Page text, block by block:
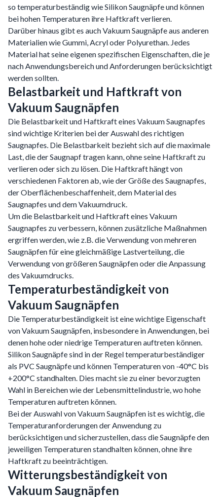
so temperaturbeständig wie Silikon Saugnäpfe und können
bei hohen Temperaturen ihre Haftkraft verlieren.
Darüber hinaus gibt es auch Vakuum Saugnäpfe aus anderen
Materialien wie Gummi, Acryl oder Polyurethan. Jedes
Material hat seine eigenen spezifischen Eigenschaften, die je
nach Anwendungsbereich und Anforderungen berücksichtigt
werden sollten.
Belastbarkeit und Haftkraft von
Vakuum Saugnäpfen
Die Belastbarkeit und Haftkraft eines Vakuum Saugnapfes
sind wichtige Kriterien bei der Auswahl des richtigen
Saugnapfes. Die Belastbarkeit bezieht sich auf die maximale
Last, die der Saugnapf tragen kann, ohne seine Haftkraft zu
verlieren oder sich zu lösen. Die Haftkraft hängt von
verschiedenen Faktoren ab, wie der Größe des Saugnapfes,
der Oberflächenbeschaffenheit, dem Material des
Saugnapfes und dem Vakuumdruck.
Um die Belastbarkeit und Haftkraft eines Vakuum
Saugnapfes zu verbessern, können zusätzliche Maßnahmen
ergriffen werden, wie z.B. die Verwendung von mehreren
Saugnäpfen für eine gleichmäßige Lastverteilung, die
Verwendung von größeren Saugnäpfen oder die Anpassung
des Vakuumdrucks.
Temperaturbeständigkeit von
Vakuum Saugnäpfen
Die Temperaturbeständigkeit ist eine wichtige Eigenschaft
von Vakuum Saugnäpfen, insbesondere in Anwendungen, bei
denen hohe oder niedrige Temperaturen auftreten können.
Silikon Saugnäpfe sind in der Regel temperaturbeständiger
als PVC Saugnäpfe und können Temperaturen von -40°C bis
+200°C standhalten. Dies macht sie zu einer bevorzugten
Wahl in Bereichen wie der Lebensmittelindustrie, wo hohe
Temperaturen auftreten können.
Bei der Auswahl von Vakuum Saugnäpfen ist es wichtig, die
Temperaturanforderungen der Anwendung zu
berücksichtigen und sicherzustellen, dass die Saugnäpfe den
jeweiligen Temperaturen standhalten können, ohne ihre
Haftkraft zu beeinträchtigen.
Witterungsbeständigkeit von
Vakuum Saugnäpfen